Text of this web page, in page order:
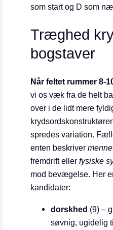
som start og D som
Træghed
bogstaver
Når feltet rummer 8-
vi os væk fra de helt
over i de lidt mere
spredes variation.
enten beskriver
fremdrift eller fysiske
mod bevægelse. Her
kandidater:
dorskhed (9) –
søvnig, ugidelig